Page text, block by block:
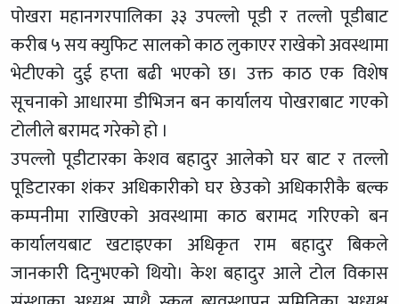
पोखरा महानगरपालिका ३३ उपल्लो पूडी र तल्लो पूडीबाट
करीब ५ सय क्युफिट सालको काठ लुकाएर राखेको अवस्थामा
भेटीएको दुई हप्ता बढी भएको छ। उक्त काठ एक विशेष
सूचनाको आधारमा डीभिजन बन कार्यालय पोखराबाट गएको
टोलीले बरामद गरेको हो ।
उपल्लो पूडीटारका केशव बहादुर आलेको घर बाट र तल्लो
पूडिटारका शंकर अधिकारीको घर छेउको अधिकारीकै बल्क
कम्पनीमा राखिएको अवस्थामा काठ बरामद गरिएको बन
कार्यालयबाट खटाइएका अधिकृत राम बहादुर बिकले
जानकारी दिनुभएको थियो। केश बहादुर आले टोल विकास